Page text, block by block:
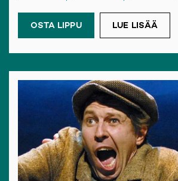
OSTA LIPPU(OPENS IN A NEW TAB)
LUE LISÄÄ